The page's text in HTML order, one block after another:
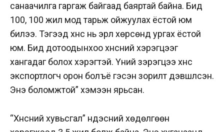
санаачилга гаргаж байгаад баяртай байна. Бид
100, 100 жил мод тарьж ойжуулах ёстой юм
билээ. Тэгээд хүнс нь эрүүл хөрсөнд ургах ёстой
юм. Бид дотоодынхоо хүнсний хэрэгцээг
хангадаг болох хэрэгтэй. Үүний зэрэгцээ хүнс
экспортлогч орон болъё гэсэн зорилт дэвшүүлсэн.
Энэ боломжтой” хэмээн ярьсан.
“Хүнсний хувьсгал” үндэсний хөдөлгөөн